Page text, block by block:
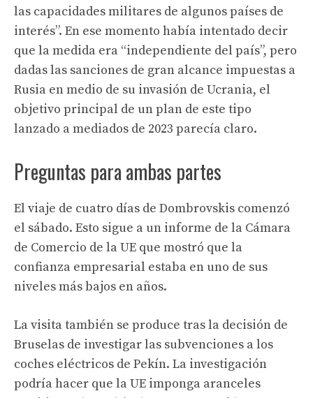
las capacidades militares de algunos países de
interés”. En ese momento había intentado decir
que la medida era “independiente del país”, pero
dadas las sanciones de gran alcance impuestas a
Rusia en medio de su invasión de Ucrania, el
objetivo principal de un plan de este tipo
lanzado a mediados de 2023 parecía claro.
Preguntas para ambas partes
El viaje de cuatro días de Dombrovskis comenzó
el sábado. Esto sigue a un informe de la Cámara
de Comercio de la UE que mostró que la
confianza empresarial estaba en uno de sus
niveles más bajos en años.
La visita también se produce tras la decisión de
Bruselas de investigar las subvenciones a los
coches eléctricos de Pekín. La investigación
podría hacer que la UE imponga aranceles